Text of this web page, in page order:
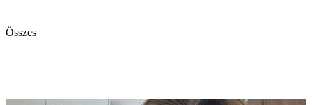
Összes